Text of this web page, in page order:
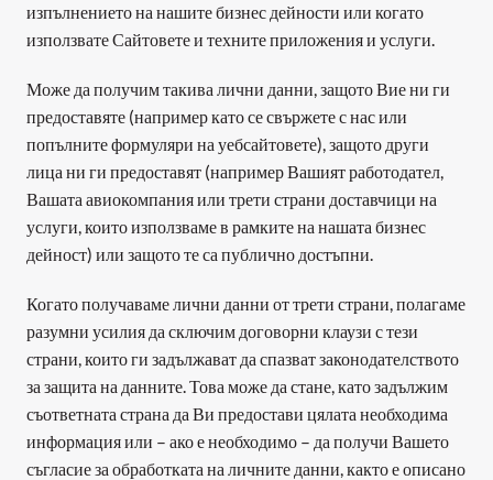
изпълнението на нашите бизнес дейности или когато
използвате Сайтовете и техните приложения и услуги.
Може да получим такива лични данни, защото Вие ни ги
предоставяте (например като се свържете с нас или
попълните формуляри на уебсайтовете), защото други
лица ни ги предоставят (например Вашият работодател,
Вашата авиокомпания или трети страни доставчици на
услуги, които използваме в рамките на нашата бизнес
дейност) или защото те са публично достъпни.
Когато получаваме лични данни от трети страни, полагаме
разумни усилия да сключим договорни клаузи с тези
страни, които ги задължават да спазват законодателството
за защита на данните. Това може да стане, като задължим
съответната страна да Ви предостави цялата необходима
информация или – ако е необходимо – да получи Вашето
съгласие за обработката на личните данни, както е описано